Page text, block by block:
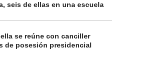
seis de ellas en una escuela
se reúne con canciller
de posesión presidencial